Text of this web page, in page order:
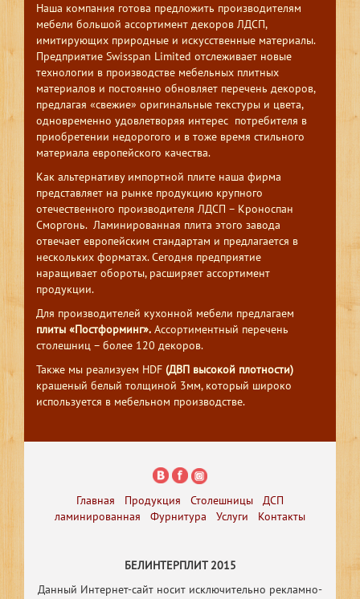
Наша компания готова предложить производителям
мебели большой ассортимент декоров ЛДСП,
имитирующих природные и искусственные материалы.
Предприятие Swisspan Limited отслеживает новые
технологии в производстве мебельных плитных
материалов и постоянно обновляет перечень декоров,
предлагая «свежие» оригинальные текстуры и цвета,
одновременно удовлетворяя интерес потребителя в
приобретении недорогого и в тоже время стильного
материала европейского качества.
Как альтернативу импортной плите наша фирма
представляет на рынке продукцию крупного
отечественного производителя ЛДСП – Кроноспан
Сморгонь. Ламинированная плита этого завода
отвечает европейским стандартам и предлагается в
нескольких форматах. Сегодня предприятие
наращивает обороты, расширяет ассортимент
продукции.
Для производителей кухонной мебели предлагаем
плиты «Постформинг». Ассортиментный перечень
столешниц – более 120 декоров.
Также мы реализуем HDF (ДВП высокой плотности)
крашеный белый толщиной 3мм, который широко
используется в мебельном производстве.
Главная Продукция Столешницы
ДСП
ламинированная
Фурнитура Услуги Контакты
БЕЛИНТЕРПЛИТ 2015
Данный Интернет-сайт носит исключительно рекламно-